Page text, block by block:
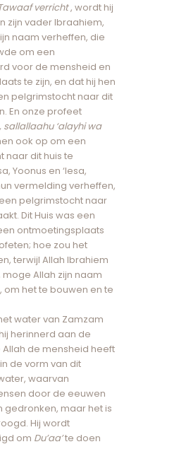
verricht, wordt hij
zijn vader Ibraahiem,
naam verheffen, die
om een
voor de mensheid en
te zijn, en dat hij hen
​​pelgrimstocht naar dit
En onze profeet
, sallallaahu ‘alayhi wa
ook op om een
naar dit huis te
Yoonus en ‘Iesa,
vermelding verheffen,
pelgrimstocht naar
Dit Huis was een
ontmoetingsplaats
hoe zou het
terwijl Allah Ibrahiem
Allah zijn naam
om het te bouwen en te
water van Zamzam
herinnerd aan de
de mensheid heeft
de vorm van dit
waarvan
door de eeuwen
gedronken, maar het is
Hij wordt
om Du’aa’te doen